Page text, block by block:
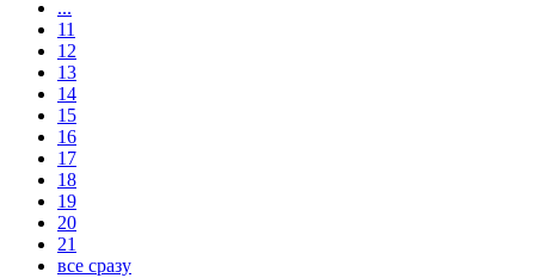
...
11
12
13
14
15
16
17
18
19
20
21
все сразу